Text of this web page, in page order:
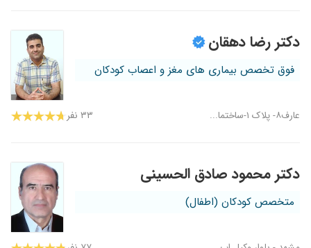
دکتر رضا دهقان
فوق تخصص بیماری های مغز و اعصاب کودکان
عارف۸- پلاک ۱-ساختما... ۳۳ نفر
دکتر محمود صادق الحسینی
متخصص کودکان (اطفال)